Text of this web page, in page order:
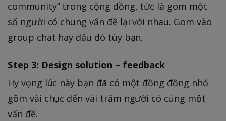
community” trong cộng đồng, tức là gom một
số người có chung vấn đề lại với nhau. Gom vào
group chat hay đâu đó tùy bạn.
Step 3: Design solution – feedback
Hy vọng lúc này bạn đã có một đồng đồng nhỏ
gồm vài chục đến vài trăm người có cùng một
vấn đề.